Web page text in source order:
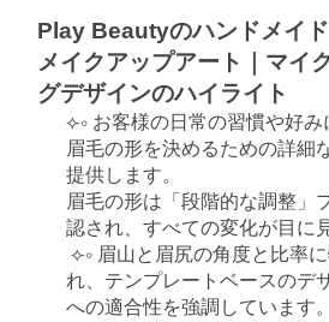
Play Beautyのハンドメイ
メイクアップアート｜マイ
グデザインのハイライト
⟣∘ お客様の日常の習慣や好
眉毛の形を決めるための詳細
提供します。
眉毛の形は「段階的な調整」
認され、すべての変化が目に
⟣∘ 眉山と眉尻の角度と比率
れ、テンプレートベースのデ
への適合性を強調しています。